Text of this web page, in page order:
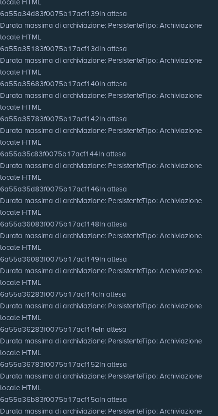
6a55a34d83f0075b17acf139In attesa
Durata massima di archiviazione: PersistenteTipo: Archiviazione
locale HTML
6a55a35183f0075b17acf13dIn attesa
Durata massima di archiviazione: PersistenteTipo: Archiviazione
locale HTML
6a55a35683f0075b17acf140In attesa
Durata massima di archiviazione: PersistenteTipo: Archiviazione
locale HTML
6a55a35783f0075b17acf142In attesa
Durata massima di archiviazione: PersistenteTipo: Archiviazione
locale HTML
6a55a35c83f0075b17acf144In attesa
Durata massima di archiviazione: PersistenteTipo: Archiviazione
locale HTML
6a55a35d83f0075b17acf146In attesa
Durata massima di archiviazione: PersistenteTipo: Archiviazione
locale HTML
6a55a36083f0075b17acf148In attesa
Durata massima di archiviazione: PersistenteTipo: Archiviazione
locale HTML
6a55a36083f0075b17acf149In attesa
Durata massima di archiviazione: PersistenteTipo: Archiviazione
locale HTML
6a55a36283f0075b17acf14cIn attesa
Durata massima di archiviazione: PersistenteTipo: Archiviazione
locale HTML
6a55a36283f0075b17acf14eIn attesa
Durata massima di archiviazione: PersistenteTipo: Archiviazione
locale HTML
6a55a36783f0075b17acf152In attesa
Durata massima di archiviazione: PersistenteTipo: Archiviazione
locale HTML
6a55a36b83f0075b17acf15aIn attesa
Durata massima di archiviazione: PersistenteTipo: Archiviazione